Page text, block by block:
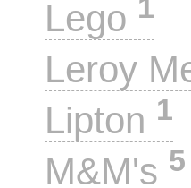
Lego 1
Leroy
Lipton 1
M&M's 5